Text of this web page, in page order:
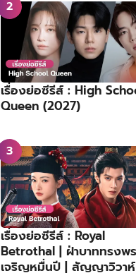
เรื่องย่อซีรีส์ : High
Queen (2027)
เรื่องย่อซีรีส์ : Royal
Betrothal | ฝ่าบาททรงพ
เจริญหมื่นปี | สัญญาวิวาห์